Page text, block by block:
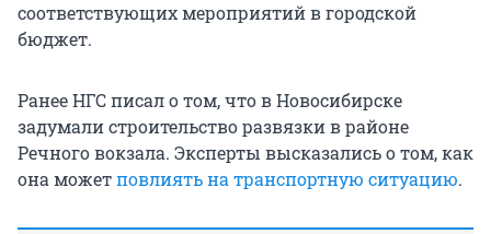
соответствующих мероприятий в городской
бюджет.
Ранее НГС писал о том, что в Новосибирске
задумали строительство развязки в районе
Речного вокзала. Эксперты высказались о том, как
она можетповлиять на транспортную ситуацию.